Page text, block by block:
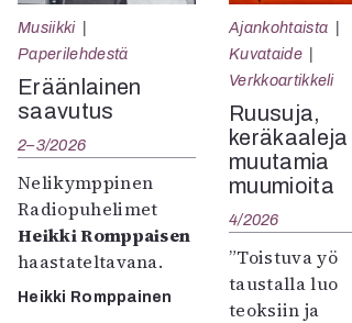
Musiikki
Paperilehdestä
Eräänlainen
saavutus
2–3/2026
Nelikymppinen
Radiopuhelimet
Heikki Romppaisen
haastateltavana.
Heikki Romppainen
Ajankohtaista
Kuvataide
Verkkoartikkeli
Ruusuja,
keräkaaleja
muutamia
muumioita
4/2026
”Toistuva yö
taustalla luo
teoksiin ja